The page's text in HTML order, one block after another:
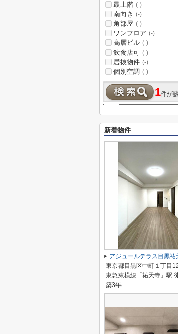
最上階 (-)
南向き (-)
角部屋 (-)
ワンフロア (-)
高層ビル (-)
飲食店可 (-)
居抜物件 (-)
個別空調 (-)
1件が
新着物件
アジュールテラス目黒祐
東京都目黒区中町１丁目
東急東横線「祐天寺」駅
築3年